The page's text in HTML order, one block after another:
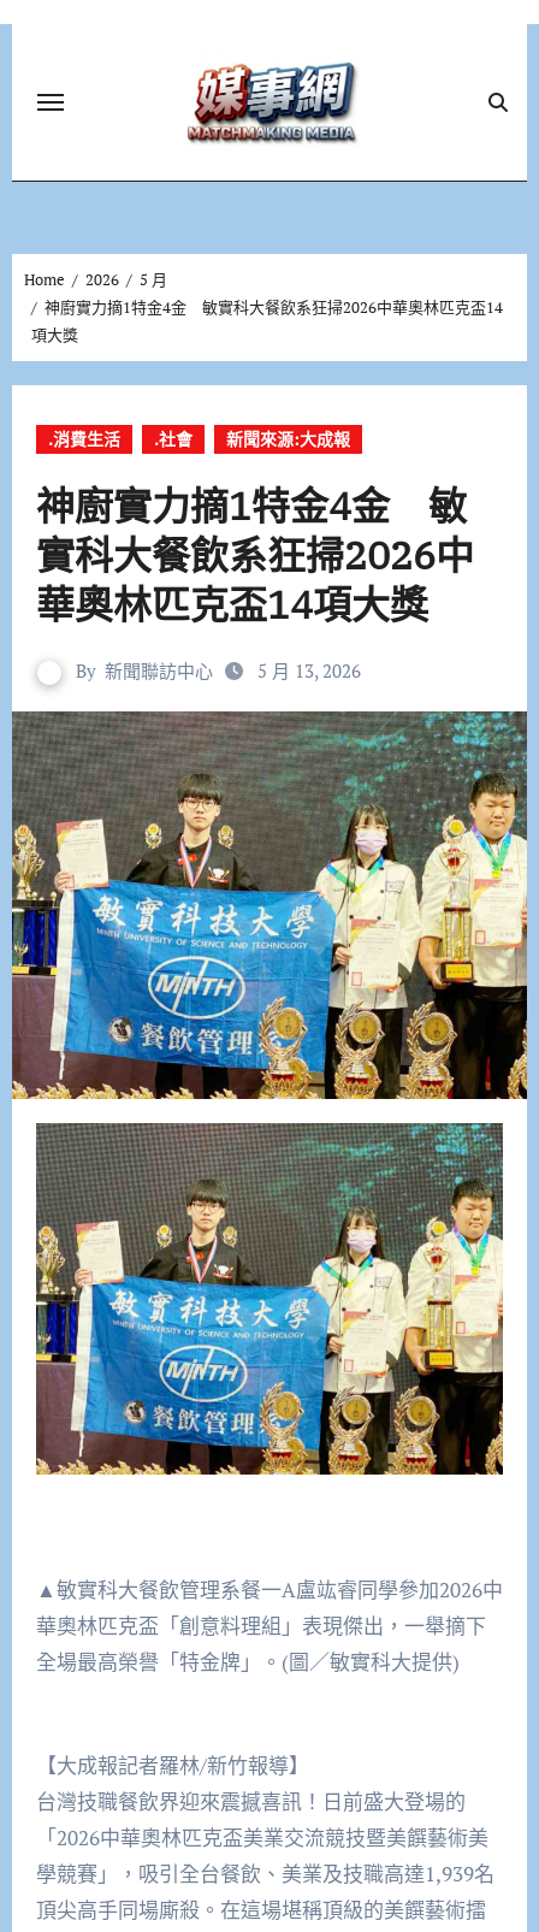
Home 2026
5 月
神廚實力摘1特金4金 敏實科大餐飲系狂掃2026中華奧林匹克盃14
項大獎
.消費生活 .社會 新聞來源:大成報
神廚實力摘1特金4金 敏
實科大餐飲系狂掃2026中
華奧林匹克盃14項大獎
By 新聞聯訪中心 5 月 13, 2026
▲敏實科大餐飲管理系餐一A盧竑睿同學參加2026中
華奧林匹克盃「創意料理組」表現傑出，一舉摘下
全場最高榮譽「特金牌」。(圖／敏實科大提供)
【大成報記者羅林/新竹報導】
台灣技職餐飲界迎來震撼喜訊！日前盛大登場的
「2026中華奧林匹克盃美業交流競技暨美饌藝術美
學競賽」，吸引全台餐飲、美業及技職高達1,939名
頂尖高手同場廝殺。在這場堪稱頂級的美饌藝術擂